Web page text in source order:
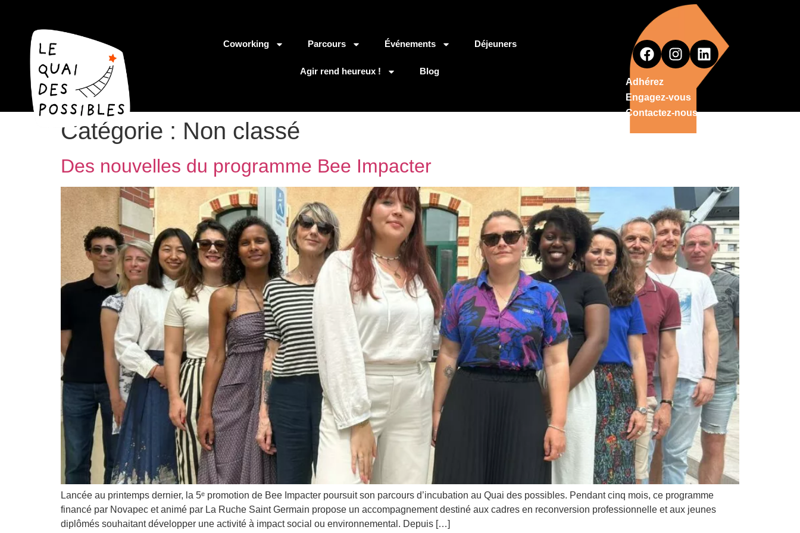
Coworking Parcours Événements Déjeuners
Agir rend heureux !
Blog
Adhérez
Engagez-vous
Contactez-nous
Catégorie : Non classé
Des nouvelles du programme Bee Impacter
Lancée au printemps dernier, la 5ᵉ promotion de Bee Impacter poursuit son parcours d’incubation au Quai des possibles. Pendant cinq mois, ce programme
financé par Novapec et animé par La Ruche Saint Germain propose un accompagnement destiné aux cadres en reconversion professionnelle et aux jeunes
diplômés souhaitant développer une activité à impact social ou environnemental. Depuis […]